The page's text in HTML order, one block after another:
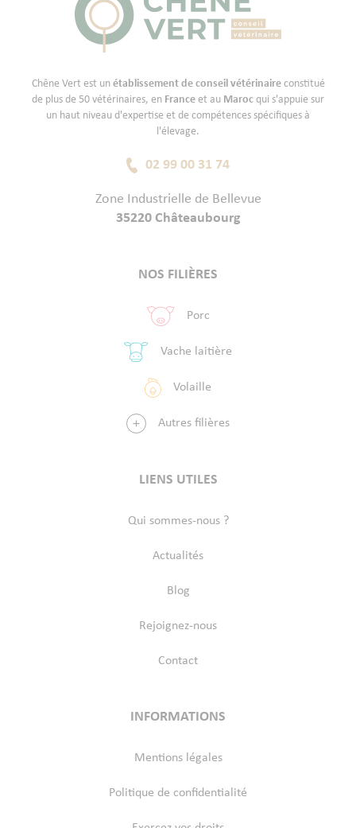
Chêne Vert est un établissement de conseil vétérinaireconstitué
de plus de 50 vétérinaires, en France et au Maroc qui s'appuie sur
un haut niveau d'expertise et de compétences spécifiques à
l'élevage.
02 99 00 31 74
Zone Industrielle de Bellevue
35220 Châteaubourg
NOS FILIÈRES
Porc
Vache laitière
Volaille
Autres filières
LIENS UTILES
Qui sommes-nous ?
Actualités
Blog
Rejoignez-nous
Contact
INFORMATIONS
Mentions légales
Politique de confidentialité